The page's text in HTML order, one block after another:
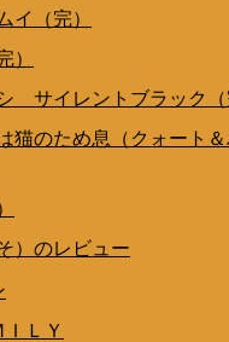
イ（完）
）
サイレントブラック（
猫のため息（クォート
）のレビュー
ＩＬＹ